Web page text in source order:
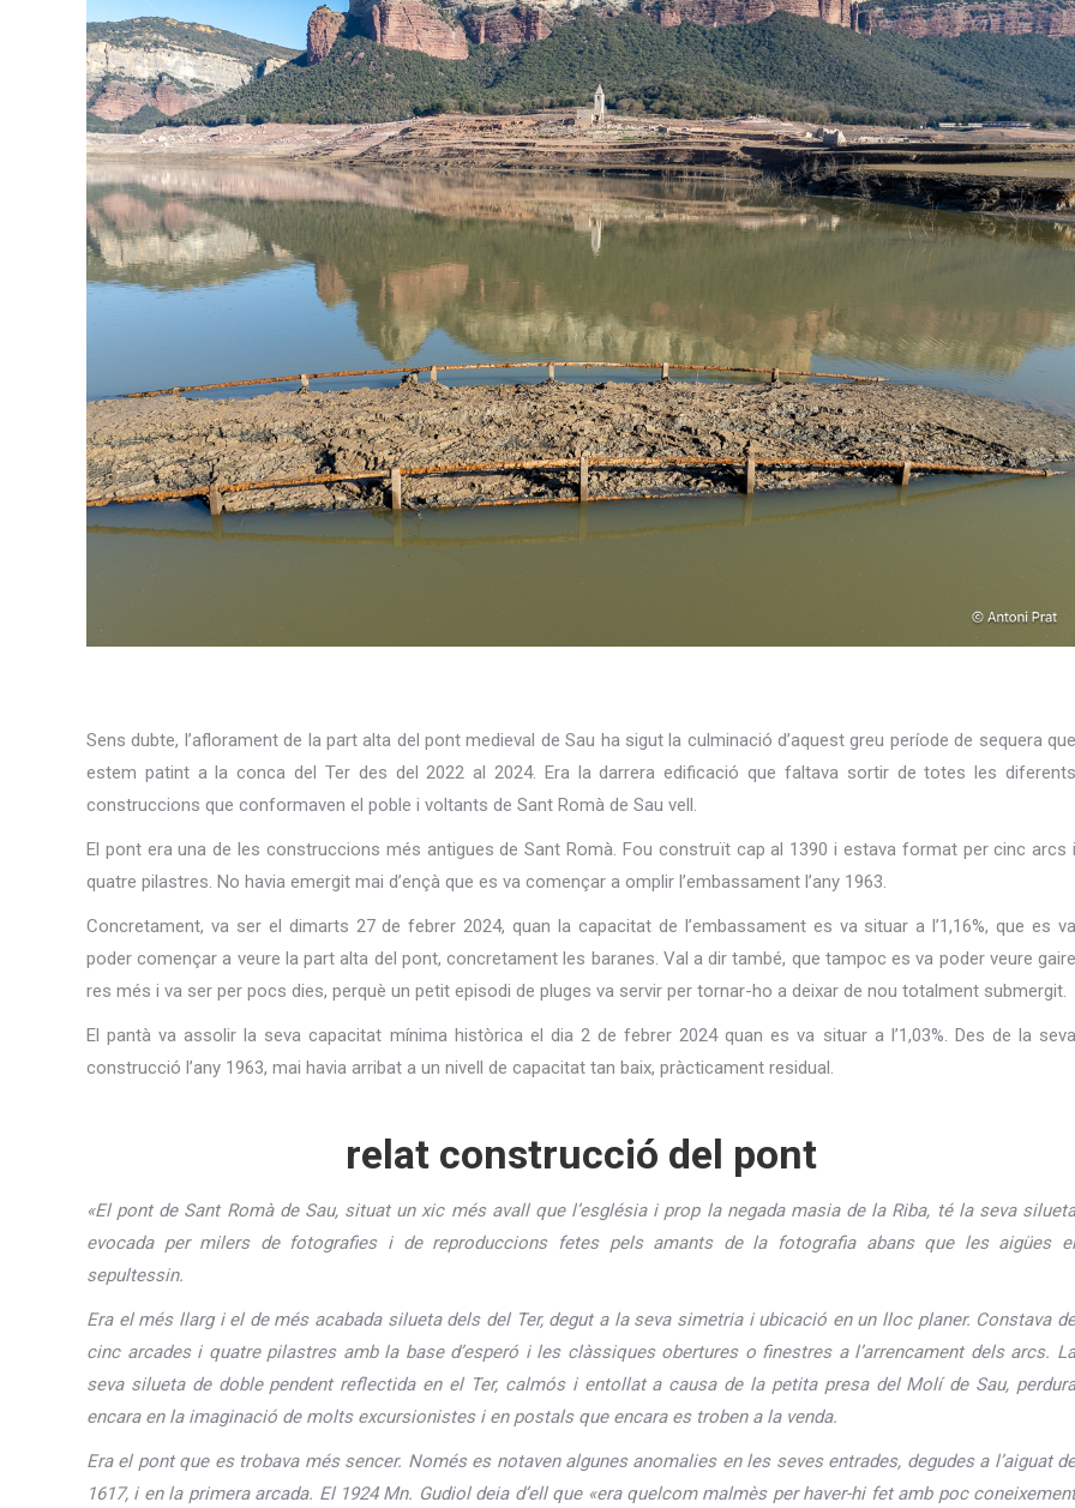
Sens dubte, l’aflorament de la part alta del pont medieval de Sau ha sigut la culminació d’aquest greu període de sequera que
estem patint a la conca del Ter des del 2022 al 2024. Era la darrera edificació que faltava sortir de totes les diferents
construccions que conformaven el poble i voltants de Sant Romà de Sau vell.
El pont era una de les construccions més antigues de Sant Romà. Fou construït cap al 1390 i estava format per cinc arcs i
quatre pilastres. No havia emergit mai d’ençà que es va començar a omplir l’embassament l’any 1963.
Concretament, va ser el dimarts 27 de febrer 2024, quan la capacitat de l’embassament es va situar a l’1,16%, que es va
poder començar a veure la part alta del pont, concretament les baranes. Val a dir també, que tampoc es va poder veure gaire
res més i va ser per pocs dies, perquè un petit episodi de pluges va servir per tornar-ho a deixar de nou totalment submergit.
El pantà va assolir la seva capacitat mínima històrica el dia 2 de febrer 2024 quan es va situar a l’1,03%. Des de la seva
construcció l’any 1963, mai havia arribat a un nivell de capacitat tan baix, pràcticament residual.
relat construcció del pont
«El pont de Sant Romà de Sau, situat un xic més avall que l’església i prop la negada masia de la Riba, té la seva silueta
evocada per milers de fotografies i de reproduccions fetes pels amants de la fotografia abans que les aigües el
sepultessin.
Era el més llarg i el de més acabada silueta dels del Ter, degut a la seva simetria i ubicació en un lloc planer. Constava de
cinc arcades i quatre pilastres amb la base d’esperó i les clàssiques obertures o finestres a l’arrencament dels arcs. La
seva silueta de doble pendent reflectida en el Ter, calmós i entollat a causa de la petita presa del Molí de Sau, perdura
encara en la imaginació de molts excursionistes i en postals que encara es troben a la venda.
Era el pont que es trobava més sencer. Només es notaven algunes anomalies en les seves entrades, degudes a l’aiguat de
1617, i en la primera arcada. El 1924 Mn. Gudiol deia d’ell que «era quelcom malmès per haver-hi fet amb poc coneixement